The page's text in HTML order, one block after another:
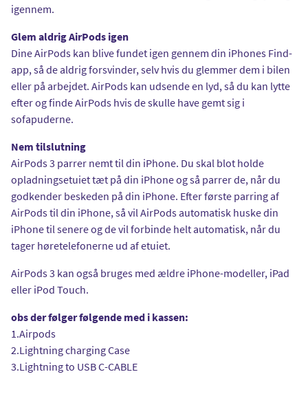
igennem.
Glem aldrig AirPods igen
Dine AirPods kan blive fundet igen gennem din iPhones Find-
app, så de aldrig forsvinder, selv hvis du glemmer dem i bilen
eller på arbejdet. AirPods kan udsende en lyd, så du kan lytte
efter og finde AirPods hvis de skulle have gemt sig i
sofapuderne.
Nem tilslutning
AirPods 3 parrer nemt til din iPhone. Du skal blot holde
opladningsetuiet tæt på din iPhone og så parrer de, når du
godkender beskeden på din iPhone. Efter første parring af
AirPods til din iPhone, så vil AirPods automatisk huske din
iPhone til senere og de vil forbinde helt automatisk, når du
tager høretelefonerne ud af etuiet.
AirPods 3 kan også bruges med ældre iPhone-modeller, iPad
eller iPod Touch.
obs der følger følgende med i kassen:
1.Airpods
2.Lightning charging Case
3.Lightning to USB C-CABLE